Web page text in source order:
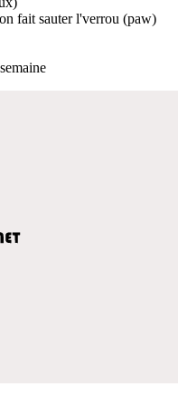
fait sauter l'verrou (paw)